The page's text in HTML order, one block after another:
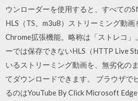
ウンローダーを使用すると、すべての
HLS（TS、m3u8）ストリーミング動
Chrome拡張機能。略称は「ストレコ
ーでは保存できないHLS（HTTP Live
いるストリーミング動画を、無劣化の
てダウンロードできます。 ブラウザで
るのはYouTube By Click Microsoft